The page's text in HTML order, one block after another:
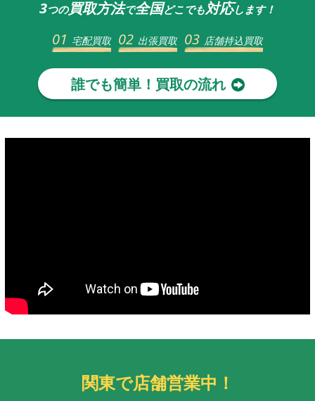
3つの買取方法で全国どこでも対応します！
01 宅配買取 02 出張買取 03 店舗持込買取
誰でも簡単！買取の流れ
関東で店舗営業中！